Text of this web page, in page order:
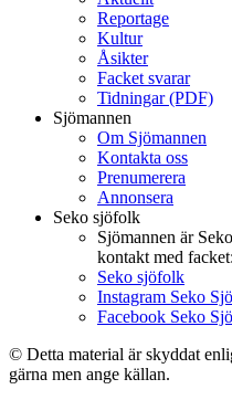
Reportage
Kultur
Åsikter
Facket svarar
Tidningar (PDF)
Sjömannen
Om Sjömannen
Kontakta oss
Prenumerera
Annonsera
Seko sjöfolk
Sjömannen är
kontakt med facket:
Seko sjöfolk
Instagram Seko
Facebook Seko
© Detta material är skyddat
gärna men ange källan.